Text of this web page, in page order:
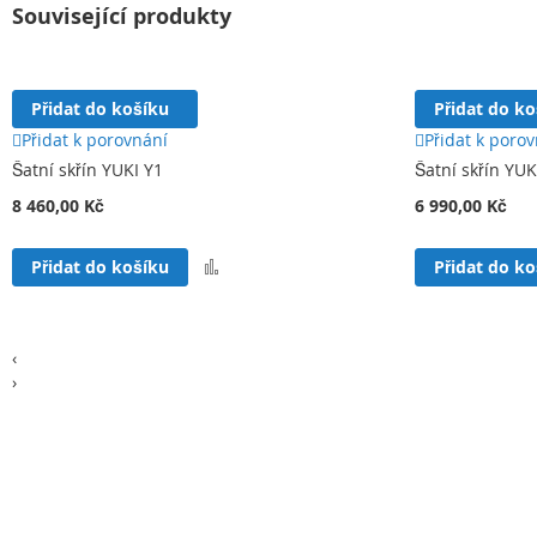
Související produkty
Přidat do košíku
Přidat k porovnání
Šatní skřín YUKI Y1
8 460,00 Kč
Přidat do košíku
Přidat do
Přidat k
Šatní skřín
6 990,00 Kč
Přidat do
‹
›